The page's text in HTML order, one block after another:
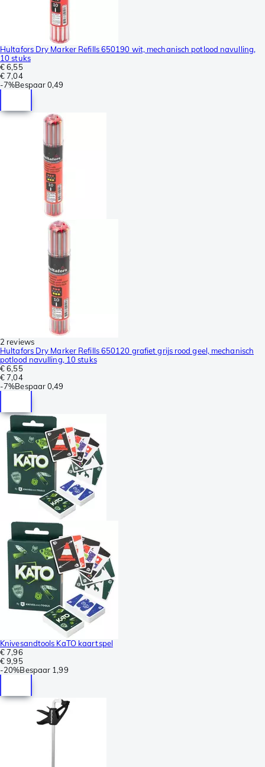
Hultafors Dry Marker Refills 650190 wit, mechanisch potlood navulling,
10 stuks
€ 6,55
€ 7,04
-7%Bespaar0,49
2 reviews
Hultafors Dry Marker Refills 650120 grafiet grijs rood geel, mechanisch
potlood navulling, 10 stuks
€ 6,55
€ 7,04
-7%Bespaar0,49
Knivesandtools KaTO kaartspel
€ 7,96
€ 9,95
-20%Bespaar 1,99